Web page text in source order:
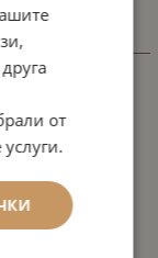
от